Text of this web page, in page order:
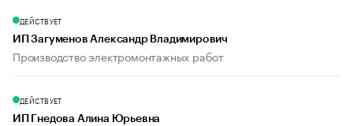
ДЕЙСТВУЕТ
ИП Загуменов Александр Владимирович
Производство электромонтажных работ
ДЕЙСТВУЕТ
ИП Гнедова Алина Юрьевна